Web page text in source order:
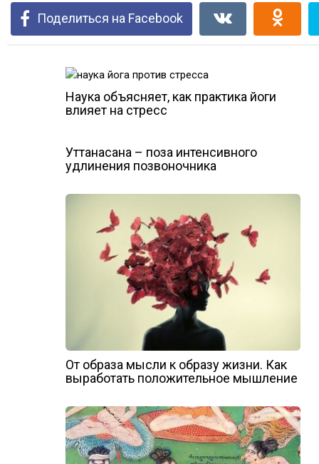
Поделиться на Facebook
Наука объясняет, как практика йоги
влияет на стресс
Уттанасана – поза интенсивного
удлинения позвоночника
От образа мысли к образу жизни. Как
выработать положительное мышление